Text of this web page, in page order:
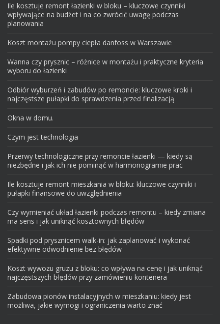
Ile kosztuje remont łazienki w bloku – kluczowe czynniki
wpływające na budżet i na co zwrócić uwagę podczas
planowania
Koszt montażu pompy ciepła danfoss w Warszawie
Wanna czy prysznic – różnice w montażu i praktyczne kryteria
wyboru do łazienki
Odbiór wyburzeń i zabudów po remoncie: kluczowe kroki i
najczęstsze pułapki do sprawdzenia przed finalizacją
Okna w domu.
Czym jest technologia
Przerwy technologiczne przy remoncie łazienki — kiedy są
niezbędne i jak ich nie pominąć w harmonogramie prac
Ile kosztuje remont mieszkania w bloku: kluczowe czynniki i
pułapki finansowe do uwzględnienia
Czy wymieniać układ łazienki podczas remontu – kiedy zmiana
ma sens i jak uniknąć kosztownych błędów
Spadki pod prysznicem walk-in: jak zaplanować i wykonać
efektywne odwodnienie bez błędów
Koszt wywozu gruzu z bloku: co wpływa na cenę i jak uniknąć
najczęstszych błędów przy zamówieniu kontenera
Zabudowa pionów instalacyjnych w mieszkaniu: kiedy jest
możliwa, jakie wymogi i ograniczenia warto znać